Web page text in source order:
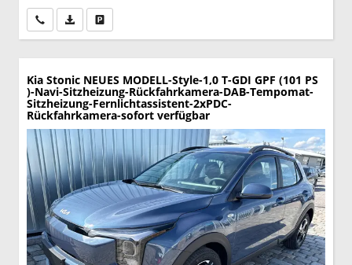
Wir rufen Sie anPDF-Datei, Fahrzeugexposé drucken
Kia Stonic NEUES MODELL-Style-1,0 T-GDI GPF (101 PS
)-Navi-Sitzheizung-Rückfahrkamera-DAB-Tempomat-
Sitzheizung-Fernlichtassistent-2xPDC-
Rückfahrkamera-sofort verfügbar